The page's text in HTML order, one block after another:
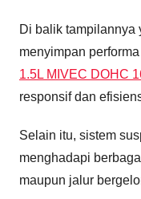
Di balik tampilannya
menyimpan
1.5L MIVEC DOHC
responsif dan
Selain itu, sistem
menghadapi
maupun jalur